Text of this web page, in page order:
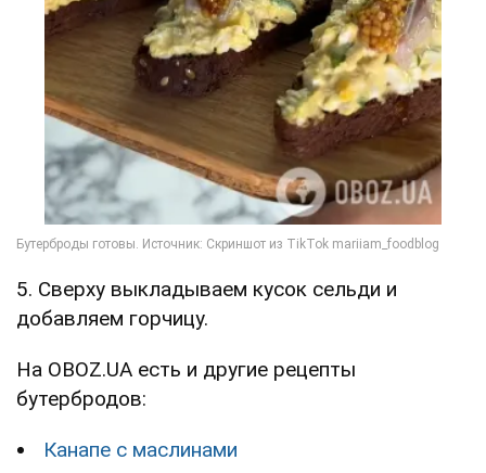
5. Сверху выкладываем кусок сельди и
добавляем горчицу.
На OBOZ.UA есть и другие рецепты
бутербродов:
Канапе с маслинами